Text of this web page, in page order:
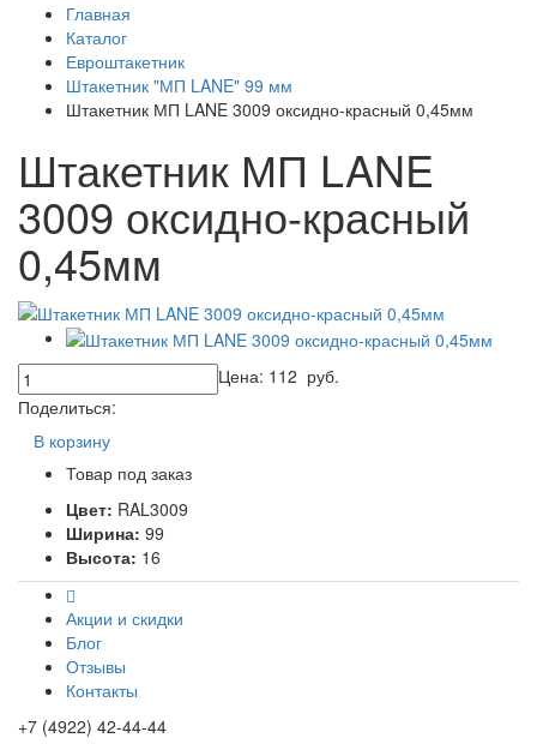
Главная
Каталог
Евроштакетник
Штакетник "МП LANE" 99 мм
Штакетник МП LANE 3009 оксидно-красный 0,45мм
Штакетник МП LANE
3009 оксидно-красный
0,45мм
Цена: 112 руб.
Поделиться:
В корзину
Товар под заказ
Цвет: RAL3009
Ширина: 99
Высота: 16
Акции и скидки
Блог
Отзывы
Контакты
+7 (4922) 42-44-44